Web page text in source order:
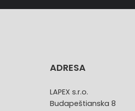
ADRESA
LAPEX s.r.o.
Budapeštianska 8